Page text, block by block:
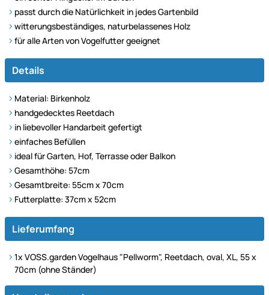
passt durch die Natürlichkeit in jedes Gartenbild
witterungsbeständiges, naturbelassenes Holz
für alle Arten von Vogelfutter geeignet
Details
Material: Birkenholz
handgedecktes Reetdach
in liebevoller Handarbeit gefertigt
einfaches Befüllen
ideal für Garten, Hof, Terrasse oder Balkon
Gesamthöhe: 57cm
Gesamtbreite: 55cm x 70cm
Futterplatte: 37cm x 52cm
Lieferumfang
1x VOSS.garden Vogelhaus "Pellworm", Reetdach, oval, XL, 55 x
70cm (ohne Ständer)